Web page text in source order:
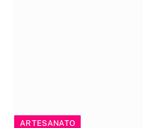
ARTESANATO